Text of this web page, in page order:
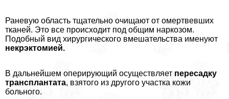
Раневую область тщательно очищают от омертвевших
тканей. Это все происходит под общим наркозом.
Подобный вид хирургического вмешательства именуют
некрэктомией.
В дальнейшем оперирующий осуществляет пересадку
трaнcплантата, взятого из другого участка кожи
больного.